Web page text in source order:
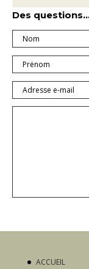
Des
ACCUEIL